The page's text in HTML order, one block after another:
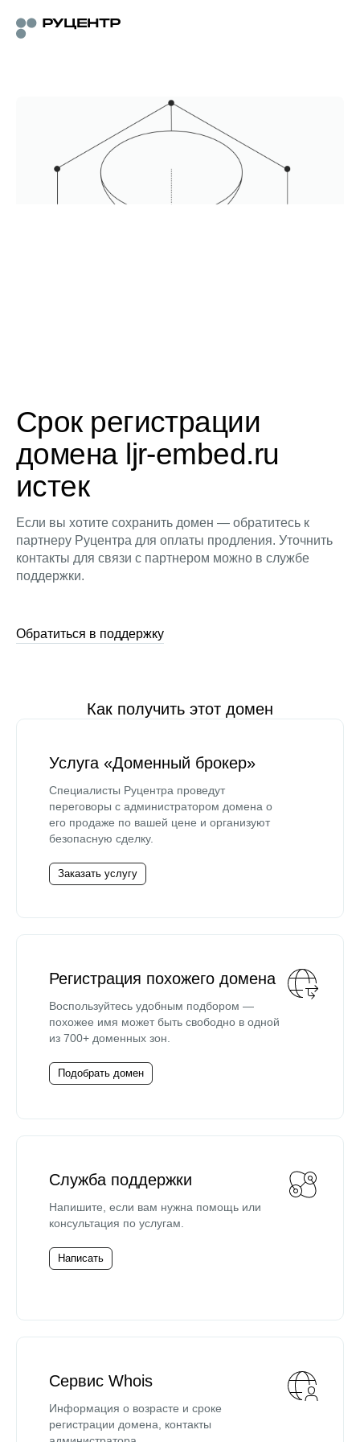
Срок регистрации
домена ljr-embed.ru
истек
Если вы хотите сохранить домен — обратитесь к
партнеру Руцентра для оплаты продления. Уточнить
контакты для связи с партнером можно в службе
поддержки.
Обратиться в поддержку
Как получить этот домен
Услуга «Доменный брокер»
Специалисты Руцентра проведут
переговоры с администратором домена о
его продаже по вашей цене и организуют
безопасную сделку.
Заказать услугу
Регистрация похожего домена
Воспользуйтесь удобным подбором —
похожее имя может быть свободно в одной
из 700+ доменных зон.
Подобрать домен
Служба поддержки
Напишите, если вам нужна помощь или
консультация по услугам.
Написать
Сервис Whois
Информация о возрасте и сроке
регистрации домена, контакты